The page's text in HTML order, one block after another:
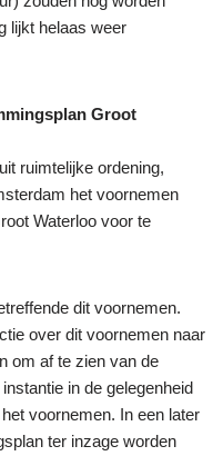
lijkt helaas weer
Groot
ruimtelijke ordening,
het voornemen
Waterloo voor te
dit voornemen.
over dit voornemen naar
om af te zien van de
in de gelegenheid
voornemen. In een later
ter inzage worden